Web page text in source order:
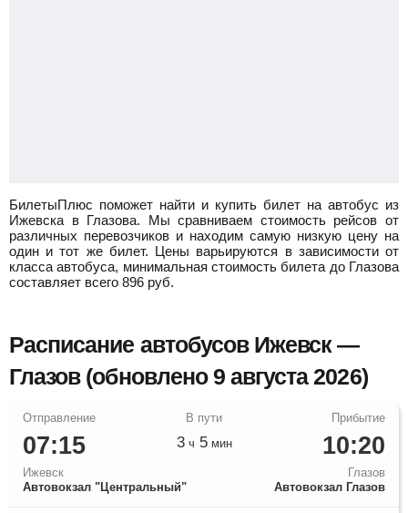
БилетыПлюс поможет найти и купить билет на автобус из
Ижевска в Глазова.
Мы сравниваем стоимость рейсов от
различных перевозчиков и находим самую низкую цену на
один и тот же билет. Цены варьируются в зависимости от
класса автобуса, минимальная стоимость билета до Глазова
составляет всего 896 руб.
Расписание автобусов Ижевск —
Глазов (обновлено 9 августа 2026)
07:15
Ижевск
Автовокзал "Центральный"
10:20
Глазов
Автовокзал Глазов
3ч 5мин